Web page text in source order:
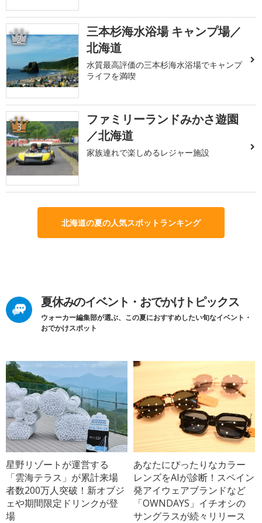
2
三本杉海水浴場 キャンプ場／
北海道
水質最高評価の三本杉海水浴場でキャンプ
ライフを満喫
3
ファミリーランドみかさ遊園
／北海道
家族連れで楽しめるレジャー施設
北海道の夏の人気スポットランキング
夏休みのイベント・おでかけトピックス
ウォーカー編集部が選ぶ、この夏におすすめしたい旬なイベント・
おでかけスポット
星野リゾートが運営する
「雲海テラス」が累計来場
者数200万人突破！新オブジ
ェや期間限定ドリンクが登
場
あなたにぴったりなカラー
レンズをAIが診断！スペイン
発アイウェアブランドなど
「OWNDAYS」イチオシの
サングラスが続々リリース